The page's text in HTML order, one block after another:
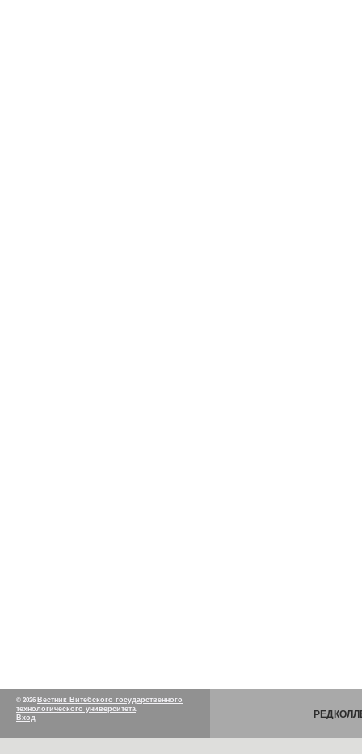
© 2026 Вестник Витебского государственного
технологического университета.
Вход